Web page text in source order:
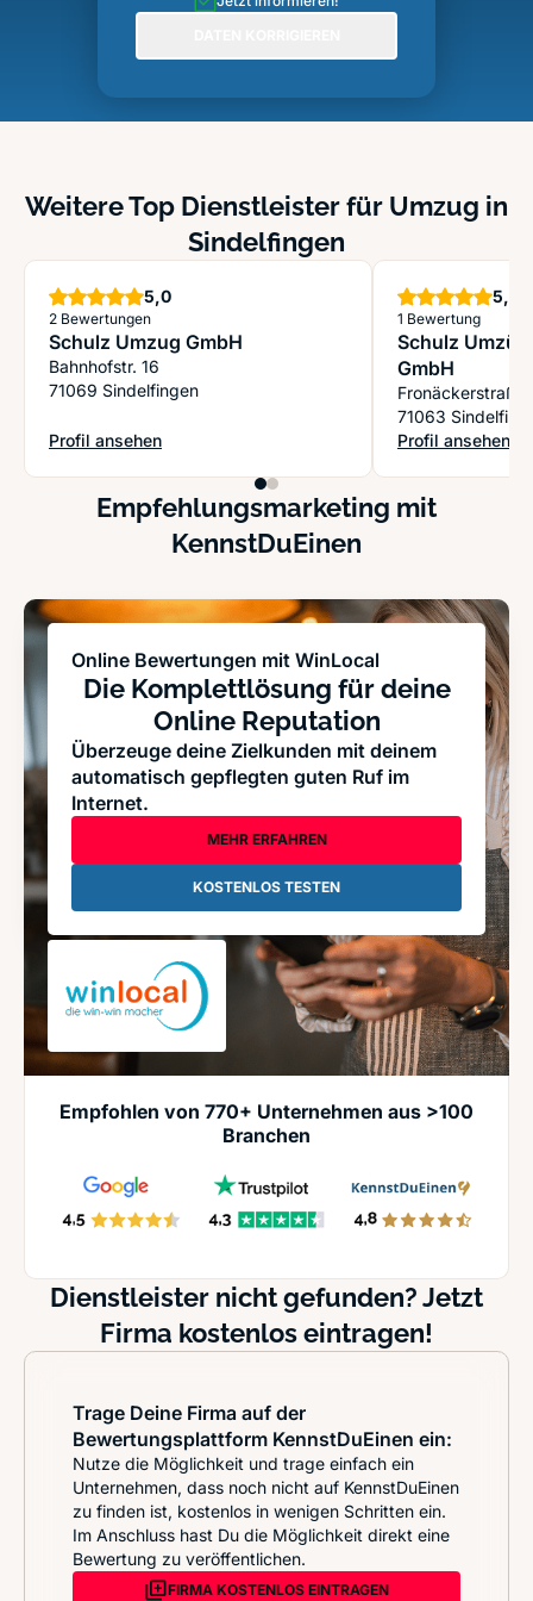
Weitere Top Dienstleister für Umzug in
Sindelfingen
5,0Sterne
2 Bewertungen
Schulz Umzug GmbH
Bahnhofstr. 16
71069 Sindelfingen
Profil ansehen
: Schulz Umzug GmbH
5,0
1 Bewertung
Schulz
GmbH
71063
Profil ansehen
: Schulz
Empfehlungsmarketing mit
KennstDuEinen
Online Bewertungen mit WinLocal
Die Komplettlösung für deine
Online Reputation
Überzeuge deine Zielkunden mit deinem
automatisch gepflegten guten Ruf im
Internet.
MEHR ERFAHREN
KOSTENLOS TESTEN
Empfohlen von 770+ Unternehmen aus >100
Branchen
Dienstleister nicht gefunden? Jetzt
Firma kostenlos eintragen!
Trage Deine Firma auf der
Bewertungsplattform KennstDuEinen ein:
Nutze die Möglichkeit und trage einfach ein
Unternehmen, dass noch nicht auf KennstDuEinen
zu finden ist, kostenlos in wenigen Schritten ein.
Im Anschluss hast Du die Möglichkeit direkt eine
Bewertung zu veröffentlichen.
FIRMA KOSTENLOS EINTRAGEN